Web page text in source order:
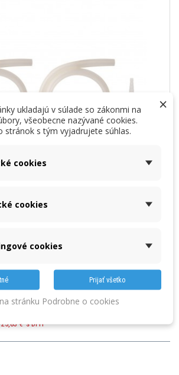
Zväčšiť
TLAKOVÁ HADICA -
Vaša cena:
25,83 € s DPH
×
ukladajú v súlade so zákonmi na
všeobecne nazývané cookies.
stránok s tým vyjadrujete súhlas.
cookies
cookies
cookies
Prijať všetko
stránku Podrobne o cookies